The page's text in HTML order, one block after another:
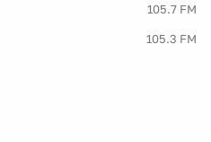
105.7 FM
105.3 FM